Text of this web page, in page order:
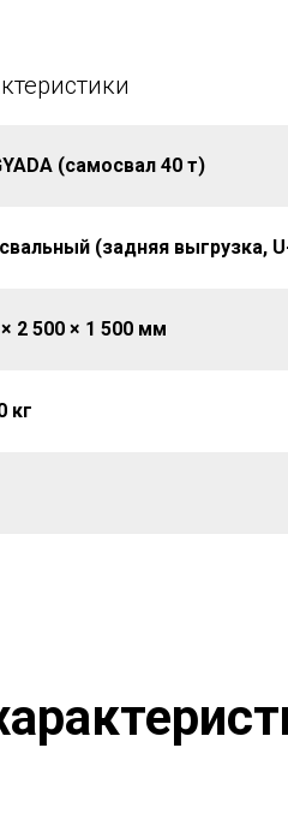
(самосвал 40 т)
(задняя выгрузка,
2 500 × 1 500 мм
кг